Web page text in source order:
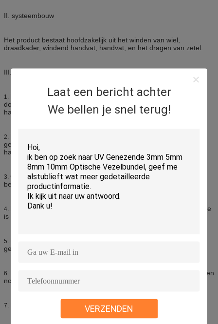
Laat een bericht achter
We bellen je snel terug!
VERZENDEN
II. systeembouw
Het product bestaat hoofdzakelijk uit het winden van wiel,
draadkader, windend handvat, handvat, en het dragen van zetel.
III. functionele kenmerken
1. Hand aanvullinge lijn: de functie van het winden en het winden
door met de wijzers van de klok mee of linksdraaiend windend
handvat.
2. De roterende schacht is uitgerust met het dragen van koker, die
gemakkelijk kan worden gebruikt om de inzamelingslijn van het
handvat te realiseren.
3. Gemakkelijk zich te bewegen: met handvat, gemakkelijk zich te
bewegen.
4. Het is uitgerust met een verkieslijk handvat, en de handvatsterkte
is duurzaam.
5. Uitgerust met remapparaat, kan de rem op elk ogenblik worden
geblokkeerd.
6. Beide kant met de lijn van de lagersteun, die voor lange termijn en
nooit misvorming kan worden gebruikt.
7. Hoofd technische indicatoren